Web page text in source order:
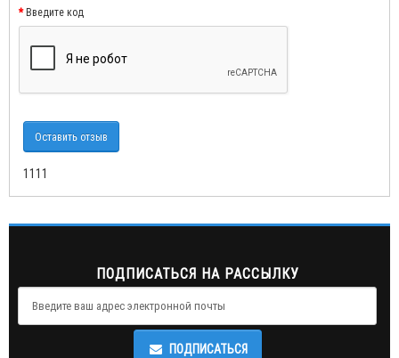
Введите код
Оставить отзыв
1111
ПОДПИСАТЬСЯ НА РАССЫЛКУ
ПОДПИСАТЬСЯ